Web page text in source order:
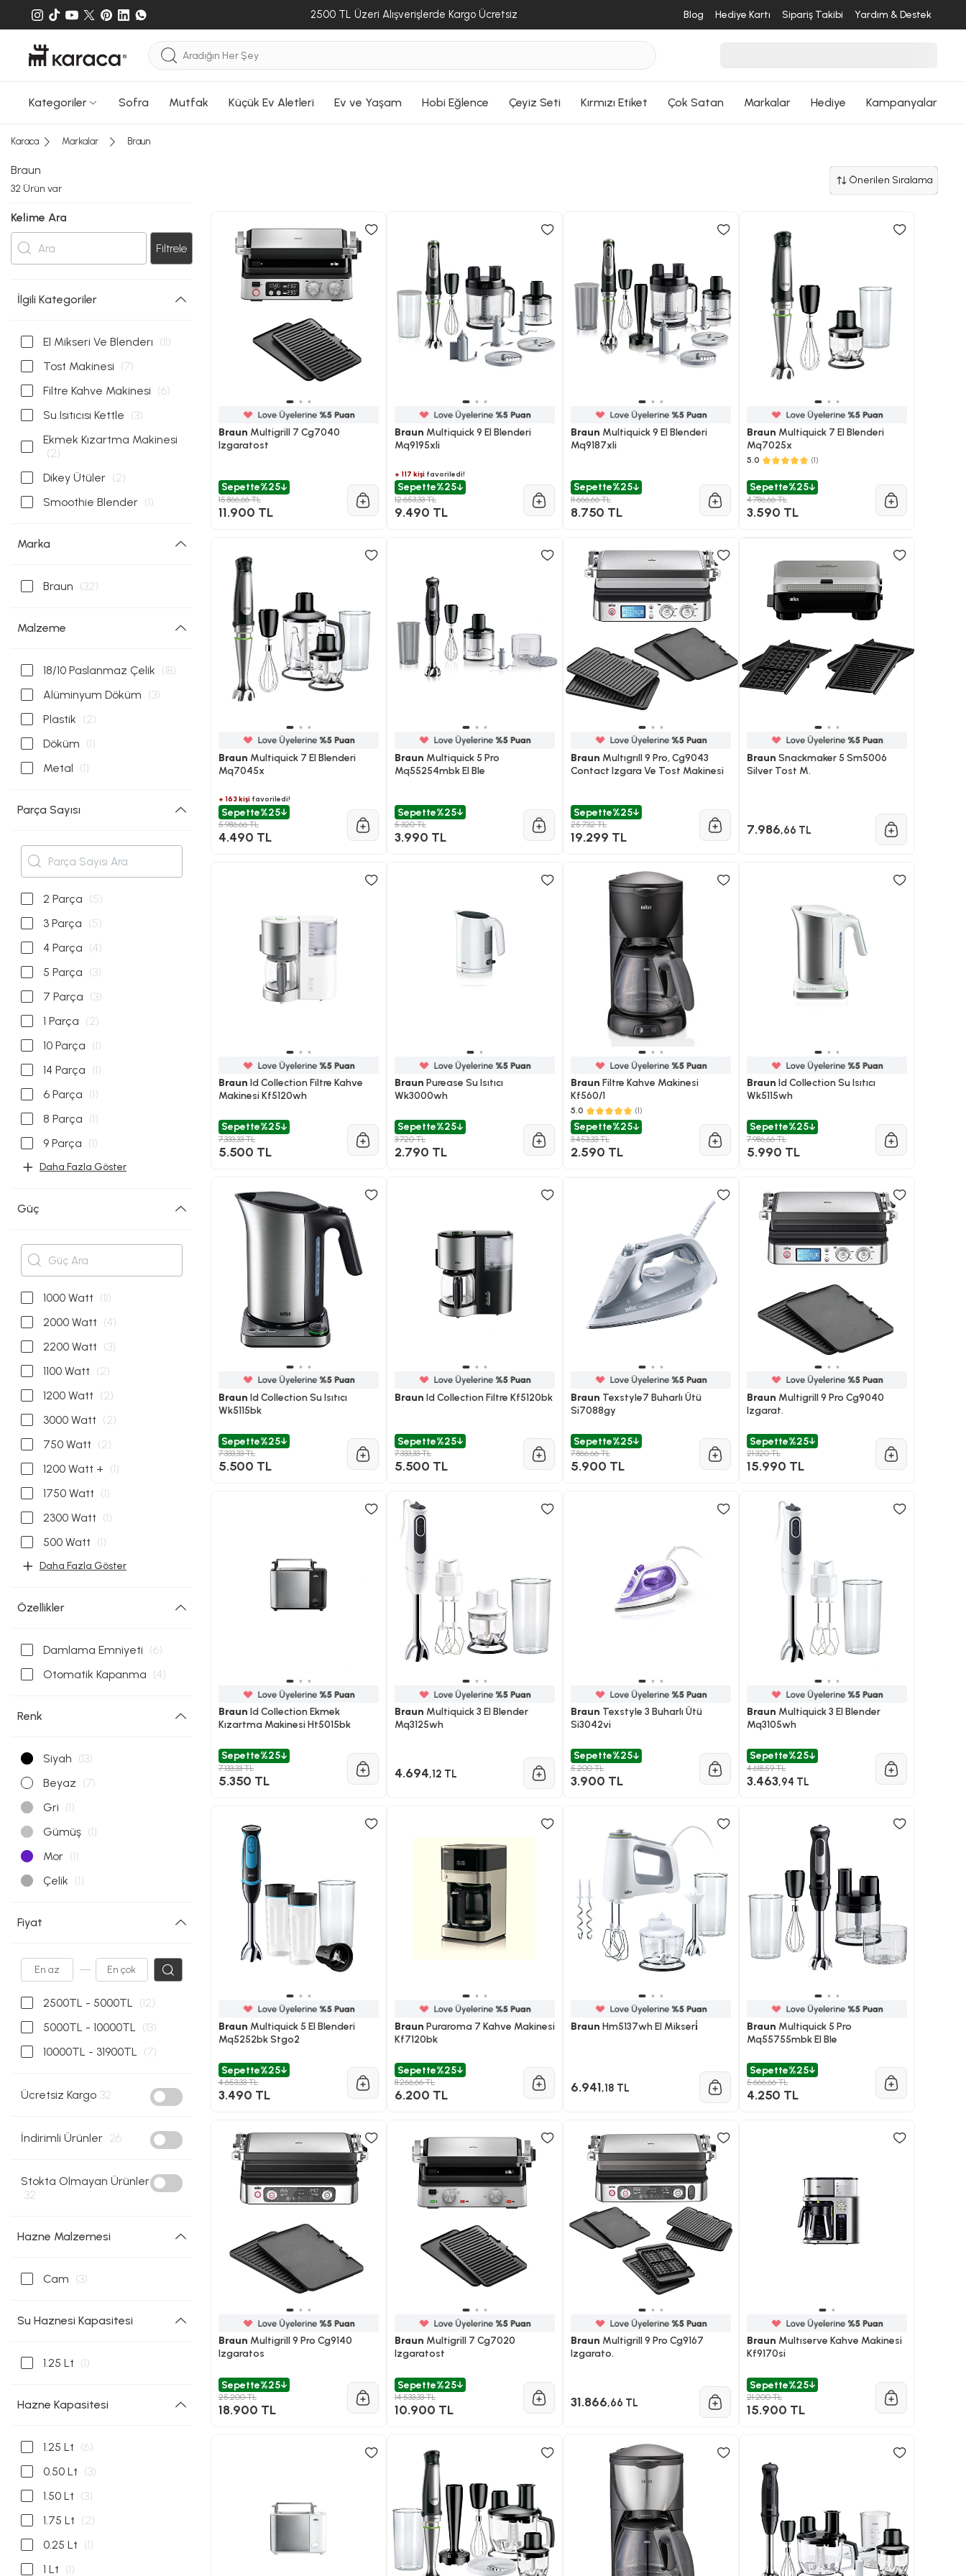
2500 TL Üzeri Alışverişlerde Kargo Ücretsiz Blog Hediye Kartı Sipariş Takibi Yardım & Destek
Kategoriler Sofra Mutfak Küçük Ev Aletleri Ev ve Yaşam Hobi Eğlence Çeyiz Seti Kırmızı Etiket Çok Satan Markalar Hediye Kampanyalar
Karaca Markalar Braun
Braun
32 Ürün var
Kelime Ara
Filtrele
İlgili Kategoriler
El Mikseri Ve Blenderı (11)
Tost Makinesi (7)
Filtre Kahve Makinesi (6)
Su Isıtıcısı Kettle (3)
Ekmek Kızartma Makinesi
(2)
Dikey Ütüler (2)
Smoothie Blender (1)
Marka
Braun (32)
Malzeme
18/10 Paslanmaz Çelik (18)
Alüminyum Döküm (3)
Plastik (2)
Döküm (1)
Metal (1)
Parça Sayısı
2 Parça (5)
3 Parça (5)
4 Parça (4)
5 Parça (3)
7 Parça (3)
1 Parça (2)
10 Parça (1)
14 Parça (1)
6 Parça (1)
8 Parça (1)
9 Parça (1)
Daha Fazla Göster
Güç
1000 Watt (11)
2000 Watt (4)
2200 Watt (3)
1100 Watt (2)
1200 Watt (2)
3000 Watt (2)
750 Watt (2)
1200 Watt + (1)
1750 Watt (1)
2300 Watt (1)
500 Watt (1)
Daha Fazla Göster
Özellikler
Damlama Emniyeti (6)
Otomatik Kapanma (4)
Renk
Siyah (13)
Beyaz (7)
Gri (1)
Gümüş (1)
Mor (1)
Çelik (1)
Fiyat
---
2500TL - 5000TL (12)
5000TL - 10000TL (13)
10000TL - 31900TL (7)
Ücretsiz Kargo 32
İndirimli Ürünler 26
Stokta Olmayan Ürünler
32
Hazne Malzemesi
Cam (3)
Su Haznesi Kapasitesi
1.25 Lt (1)
Hazne Kapasitesi
1.25 Lt (6)
0.50 Lt (3)
1.50 Lt (3)
1.75 Lt (2)
0.25 Lt (1)
1 Lt (1)
Önerilen Sıralama
Braun Multigrill 7 Cg7040
Izgaratost
Sepette%25
15.866,66 TL
11.900 TL
Braun Multiquick 9 El Blenderi
Mq9195xli
+ 117 kişifavoriledi!
Sepette%25
12.653,33 TL
9.490 TL
Braun Multiquick 9 El Blenderi
Mq9187xli
Sepette%25
11.666,66 TL
8.750 TL
Braun Multiquick 7 El Blenderi
Mq7025x
5.0 (1)
Sepette%25
4.786,66 TL
3.590 TL
Braun Multiquick 7 El Blenderi
Mq7045x
+ 163 kişifavoriledi!
Sepette%25
5.986,66 TL
4.490 TL
Braun Multiquick 5 Pro
Mq55254mbk El Ble
Sepette%25
5.320 TL
3.990 TL
Braun Multıgrıll 9 Pro, Cg9043
Contact Izgara Ve Tost Makinesi
Sepette%25
25.732 TL
19.299 TL
Braun Snackmaker 5 Sm5006
Silver Tost M.
7.986,66 TL
Braun Id Collection Filtre Kahve
Makinesi Kf5120wh
Sepette%25
7.333,33 TL
5.500 TL
Braun Purease Su Isıtıcı
Wk3000wh
Sepette%25
3.720 TL
2.790 TL
Braun Filtre Kahve Makinesi
Kf560/1
5.0 (1)
Sepette%25
3.453,33 TL
2.590 TL
Braun Id Collection Su Isıtıcı
Wk5115wh
Sepette%25
7.986,66 TL
5.990 TL
Braun Id Collection Su Isıtıcı
Wk5115bk
Sepette%25
7.333,33 TL
5.500 TL
Braun Id Collection Filtre Kf5120bk
Sepette%25
7.333,33 TL
5.500 TL
Braun Texstyle7 Buharlı Ütü
Si7088gy
Sepette%25
7.866,66 TL
5.900 TL
Braun Multigrill 9 Pro Cg9040
Izgarat.
Sepette%25
21.320 TL
15.990 TL
Braun Id Collection Ekmek
Kızartma Makinesi Ht5015bk
Sepette%25
7.133,33 TL
5.350 TL
Braun Multiquick 3 El Blender
Mq3125wh
4.694,12 TL
Braun Texstyle 3 Buharlı Ütü
Si3042vi
Sepette%25
5.200 TL
3.900 TL
Braun Multiquick 3 El Blender
Mq3105wh
Sepette%25
4.618,59 TL
3.463,94 TL
Braun Multiquick 5 El Blenderi
Mq5252bk Stgo2
Sepette%25
4.653,33 TL
3.490 TL
Braun Puraroma 7 Kahve Makinesi
Kf7120bk
Sepette%25
8.266,66 TL
6.200 TL
Braun Hm5137wh El Mikseri̇
6.941,18 TL
Braun Multiquick 5 Pro
Mq55755mbk El Ble
Sepette%25
5.666,66 TL
4.250 TL
Braun Multigrill 9 Pro Cg9140
Izgaratos
Sepette%25
25.200 TL
18.900 TL
Braun Multigrill 7 Cg7020
Izgaratost
Sepette%25
14.533,33 TL
10.900 TL
Braun Multigrill 9 Pro Cg9167
Izgarato.
31.866,66 TL
Braun Multıserve Kahve Makinesi
Kf9170si
Sepette%25
21.200 TL
15.900 TL